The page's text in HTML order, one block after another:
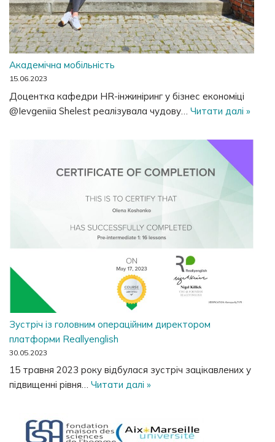
Академічна мобільність
15.06.2023
Доцентка кафедри HR-інжиніринг у бізнес економіці
@Ievgeniia Shelest реалізувала чудову… Читати далі »
Зустріч із головним операційним директором
платформи Reallyenglish
30.05.2023
15 травня 2023 року відбулася зустріч зацікавлених у
підвищенні рівня… Читати далі »